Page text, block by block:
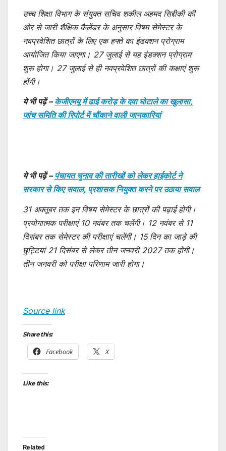
उच्च शिक्षा विभाग के संयुक्त सचिव शकील अहमद सिद्दीकी की
ओर से जारी शैक्षिक कैलेंडर के अनुसार विषम सेमेस्टर के
नवप्रवेशित छात्रों के लिए एक हफ्ते का इंडक्शन प्रोग्राम
आयोजित किया जाएगा। 27 जुलाई से यह इंडक्शन प्रोग्राम
शुरू होगा। 27 जुलाई से ही नवप्रवेशित छात्रों की कक्षाएं शुरू
होंगी।
ये भी पढ़ें –केजीएमयू में ढाई करोड़ के दवा घोटाले का खुलासा,
जांच समिति की रिपोर्ट में चौंकाने वाली जानकारियां
ये भी पढ़ें – पंचायत चुनाव की तारीखों को लेकर हाईकोर्ट ने
सरकार से किए सवाल, प्रशासक नियुक्त करने पर उठाया सवाल
31 अक्तूबर तक इन विषय सेमेस्टर के छात्रों की पढ़ाई होगी।
प्रयोगात्मक परीक्षाएं 10 नवंबर तक चलेंगी। 12 नवंबर से 11
दिसंबर तक सेमेस्टर की परीक्षाएं चलेंगी। 15 दिन का जाड़े की
छुट्टियां 21 दिसंबर से लेकर तीन जनवरी 2027 तक होंगी।
तीन जनवरी को परीक्षा परिणाम जारी होगा।
Source link
Share this:
Facebook X
Like this:
Related